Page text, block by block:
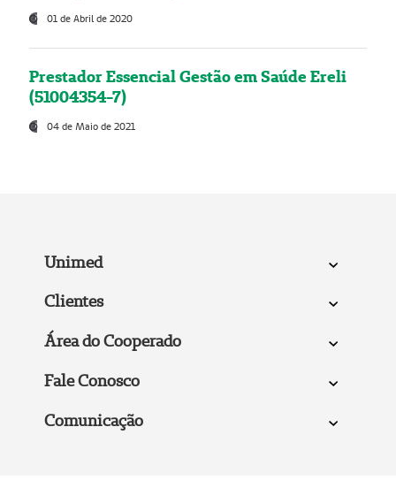
01 de Abril de 2020
Prestador Essencial Gestão em Saúde Ereli
(51004354-7)
04 de Maio de 2021
Unimed
Clientes
Área do Cooperado
Fale Conosco
Comunicação